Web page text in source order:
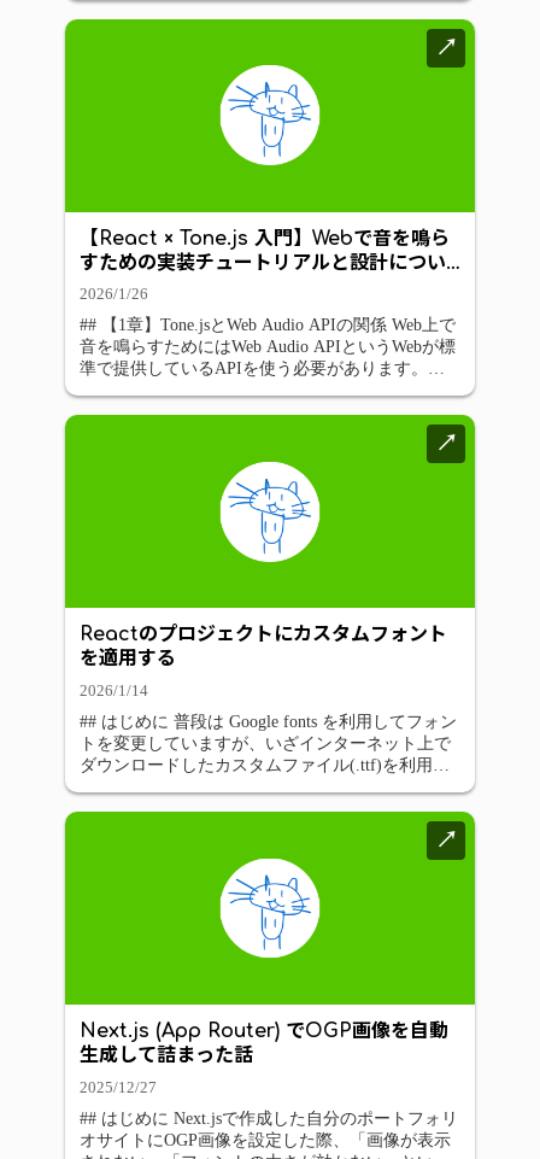
↗
【React × Tone.js 入門】Webで音を鳴ら
すための実装チュートリアルと設計につい
て
2026/1/26
## 【1章】Tone.jsとWeb Audio APIの関係 Web上で
音を鳴らすためにはWeb Audio APIというWebが標
準で提供しているAPIを使う必要があります。
ノードと呼ばれるノードを接続して音声ルー…
↗
Reactのプロジェクトにカスタムフォント
を適用する
2026/1/14
## はじめに 普段は Google fonts を利用してフォン
トを変更していますが、いざインターネット上で
ダウンロードしたカスタムファイル(.ttf)を利用し
からず、少し迷ったので備忘録として残しておき
↗
Next.js (App Router) でOGP画像を自動
生成して詰まった話
2025/12/27
## はじめに Next.jsで作成した自分のポートフォリ
オサイトにOGP画像を設定した際、「画像が表示